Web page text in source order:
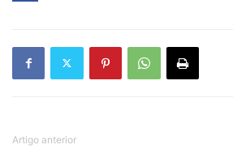
Artigo anterior